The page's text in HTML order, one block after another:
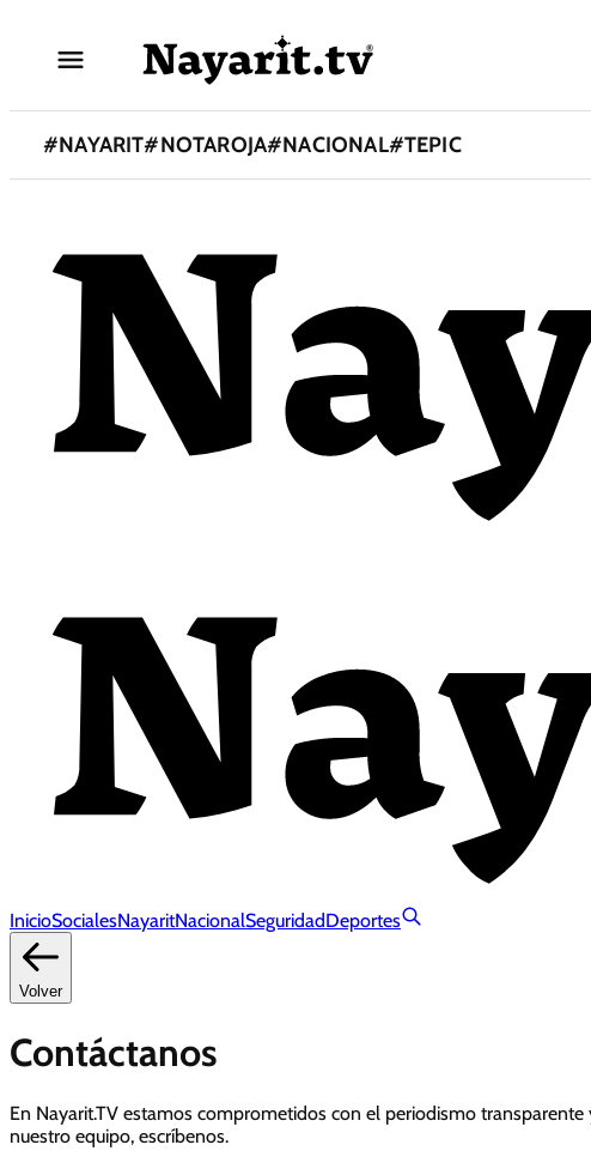
#NAYARIT#NOTAROJA#NACIONAL#TEPIC
InicioSocialesNayaritNacionalSeguridadDeportes
Volver
Contáctanos
En Nayarit.TV estamos comprometidos con el periodismo
nuestro equipo, escríbenos.